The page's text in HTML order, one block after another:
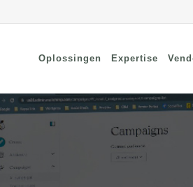
Oplossingen
Remote Connectivity
Security
Expertise